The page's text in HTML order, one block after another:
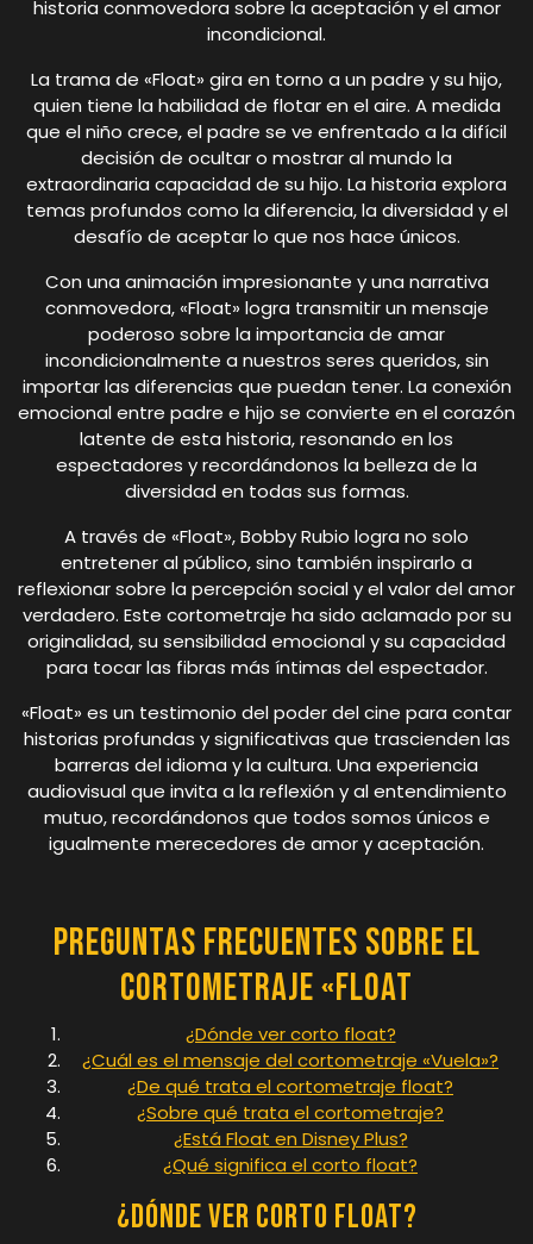
historia conmovedora sobre la aceptación y el amor
incondicional.
La trama de «Float» gira en torno a un padre y su hijo,
quien tiene la habilidad de flotar en el aire. A medida
que el niño crece, el padre se ve enfrentado a la difícil
decisión de ocultar o mostrar al mundo la
extraordinaria capacidad de su hijo. La historia explora
temas profundos como la diferencia, la diversidad y el
desafío de aceptar lo que nos hace únicos.
Con una animación impresionante y una narrativa
conmovedora, «Float» logra transmitir un mensaje
poderoso sobre la importancia de amar
incondicionalmente a nuestros seres queridos, sin
importar las diferencias que puedan tener. La conexión
emocional entre padre e hijo se convierte en el corazón
latente de esta historia, resonando en los
espectadores y recordándonos la belleza de la
diversidad en todas sus formas.
A través de «Float», Bobby Rubio logra no solo
entretener al público, sino también inspirarlo a
reflexionar sobre la percepción social y el valor del amor
verdadero. Este cortometraje ha sido aclamado por su
originalidad, su sensibilidad emocional y su capacidad
para tocar las fibras más íntimas del espectador.
«Float» es un testimonio del poder del cine para contar
historias profundas y significativas que trascienden las
barreras del idioma y la cultura. Una experiencia
audiovisual que invita a la reflexión y al entendimiento
mutuo, recordándonos que todos somos únicos e
igualmente merecedores de amor y aceptación.
Preguntas Frecuentes sobre el
Cortometraje «Float
¿Dónde ver corto float?
¿Cuál es el mensaje del cortometraje «Vuela»?
¿De qué trata el cortometraje float?
¿Sobre qué trata el cortometraje?
¿Está Float en Disney Plus?
¿Qué significa el corto float?
¿Dónde ver corto float?